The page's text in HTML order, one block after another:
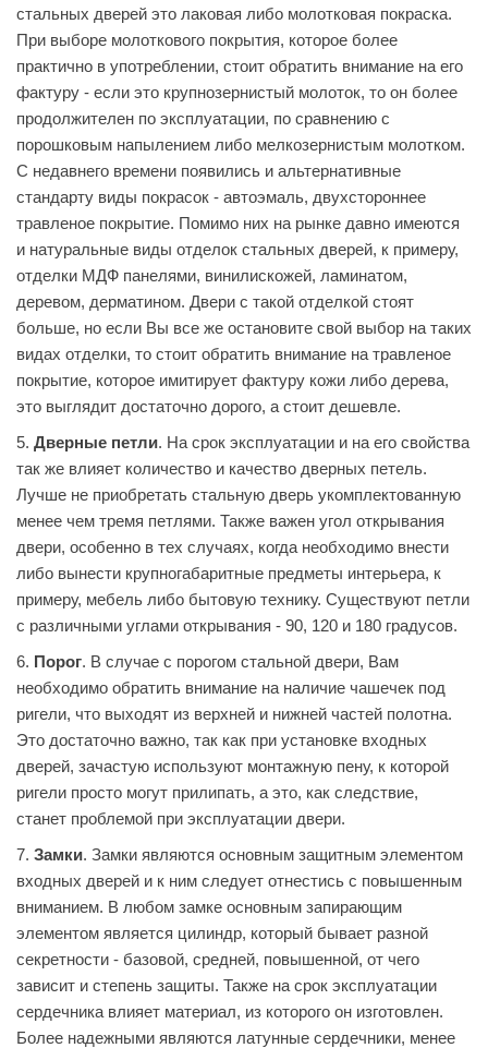
стальных дверей это лаковая либо молотковая покраска.
При выборе молоткового покрытия, которое более
практично в употреблении, стоит обратить внимание на его
фактуру - если это крупнозернистый молоток, то он более
продолжителен по эксплуатации, по сравнению с
порошковым напылением либо мелкозернистым молотком.
С недавнего времени появились и альтернативные
стандарту виды покрасок - автоэмаль, двухстороннее
травленое покрытие. Помимо них на рынке давно имеются
и натуральные виды отделок стальных дверей, к примеру,
отделки МДФ панелями, винилискожей, ламинатом,
деревом, дерматином. Двери с такой отделкой стоят
больше, но если Вы все же остановите свой выбор на таких
видах отделки, то стоит обратить внимание на травленое
покрытие, которое имитирует фактуру кожи либо дерева,
это выглядит достаточно дорого, а стоит дешевле.
5. Дверные петли. На срок эксплуатации и на его свойства
так же влияет количество и качество дверных петель.
Лучше не приобретать стальную дверь укомплектованную
менее чем тремя петлями. Также важен угол открывания
двери, особенно в тех случаях, когда необходимо внести
либо вынести крупногабаритные предметы интерьера, к
примеру, мебель либо бытовую технику. Существуют петли
с различными углами открывания - 90, 120 и 180 градусов.
6. Порог. В случае с порогом стальной двери, Вам
необходимо обратить внимание на наличие чашечек под
ригели, что выходят из верхней и нижней частей полотна.
Это достаточно важно, так как при установке входных
дверей, зачастую используют монтажную пену, к которой
ригели просто могут прилипать, а это, как следствие,
станет проблемой при эксплуатации двери.
7. Замки. Замки являются основным защитным элементом
входных дверей и к ним следует отнестись с повышенным
вниманием. В любом замке основным запирающим
элементом является цилиндр, который бывает разной
секретности - базовой, средней, повышенной, от чего
зависит и степень защиты. Также на срок эксплуатации
сердечника влияет материал, из которого он изготовлен.
Более надежными являются латунные сердечники, менее